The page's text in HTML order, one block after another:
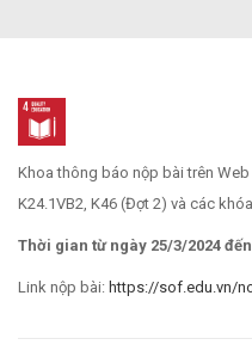
Khoa thông báo nộp bài trên Web
K24.1VB2, K46 (Đợt 2) và các
Thời gian từ ngày 25/3/2024
Link nộp bài: https://sof.edu.vn/